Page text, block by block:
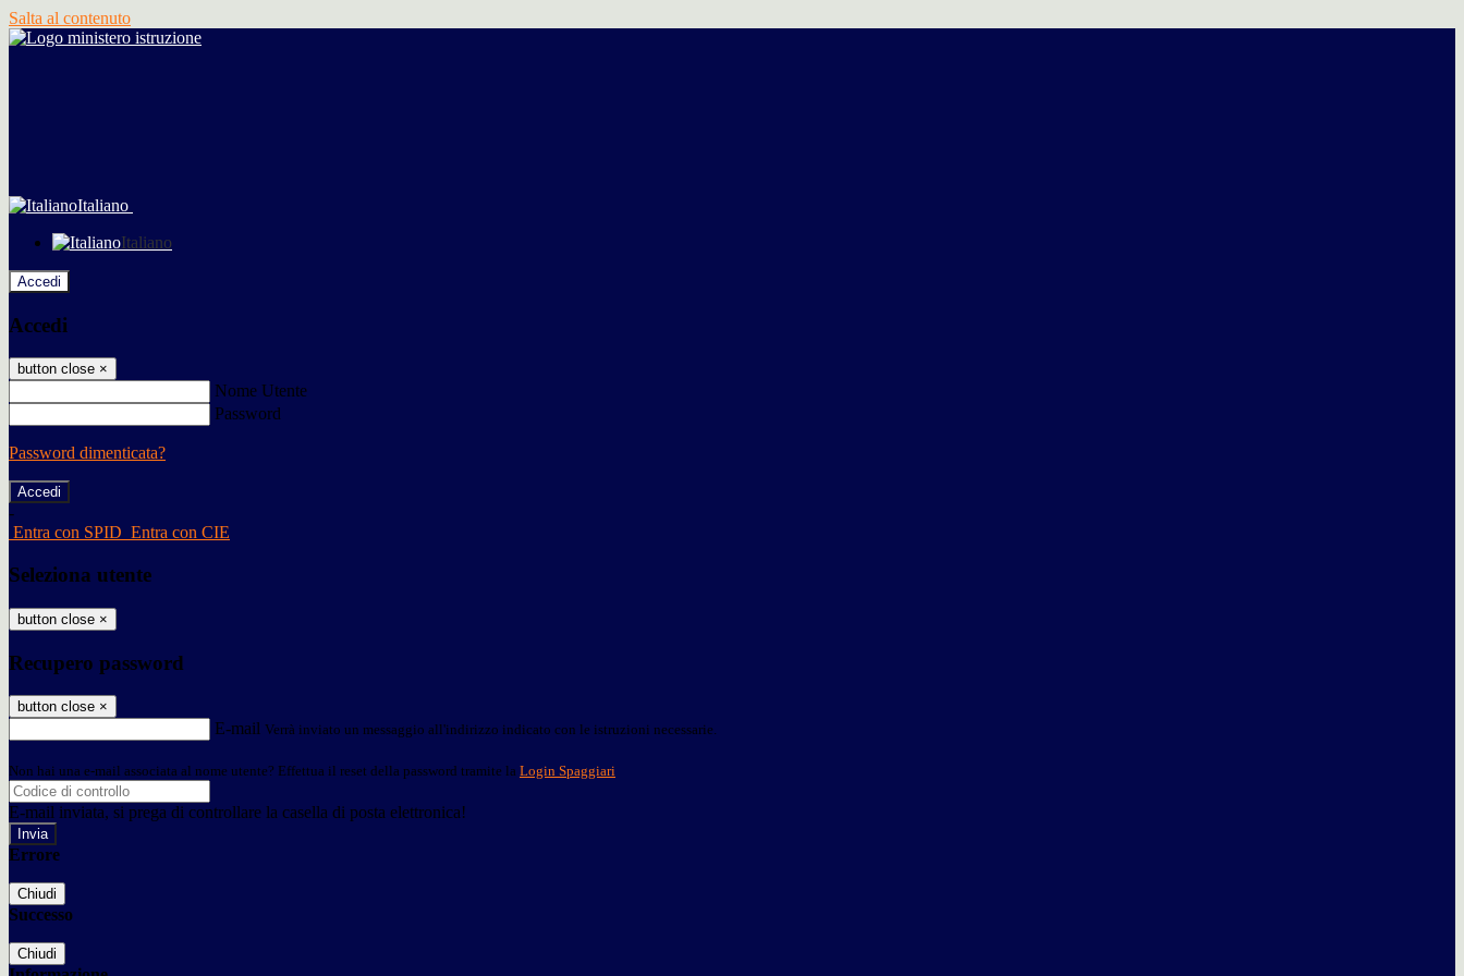
Salta al contenuto
Italiano
Italiano
Accedi
Accedi
button close ×
Nome Utente
Password
Password dimenticata?
-
Entra con SPID Entra con CIE
Seleziona utente
button close ×
Recupero password
button close ×
E-mail Verrà inviato un messaggio all'indirizzo indicato con le istruzioni necessarie.
Non hai una e-mail associata al nome utente? Effettua il reset della password tramite la Login Spaggiari
E-mail inviata, si prega di controllare la casella di posta elettronica!
Errore
Chiudi
Successo
Chiudi